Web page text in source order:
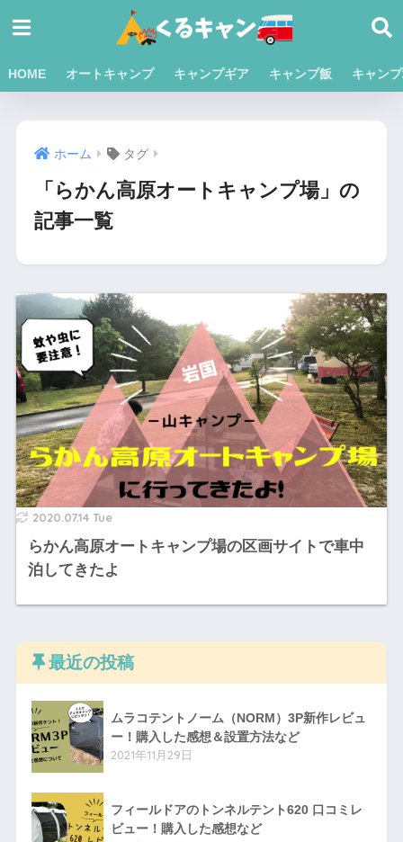
HOME オートキャンプ キャンプギア キャンプ飯 キャン
ホーム タグ
「らかん高原オートキャンプ場」の
記事一覧
2020.07.14 Tue
らかん高原オートキャンプ場の区画サイトで車中
泊してきたよ
最近の投稿
ムラコテントノーム（NORM）3P新作レビュ
ー！購入した感想＆設置方法など
2021年11月29日
フィールドアのトンネルテント620 口コミレ
ビュー！購入した感想など